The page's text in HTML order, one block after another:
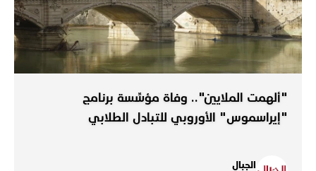
"ألهمت الملايين".. وفاة مؤسِّسة برنامج
"إيراسموس" الأوروبي للتبادل الطلابي
الجبال